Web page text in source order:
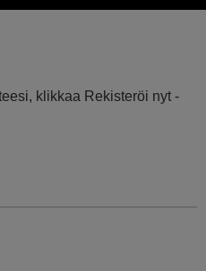
klikkaa Rekisteröi nyt -